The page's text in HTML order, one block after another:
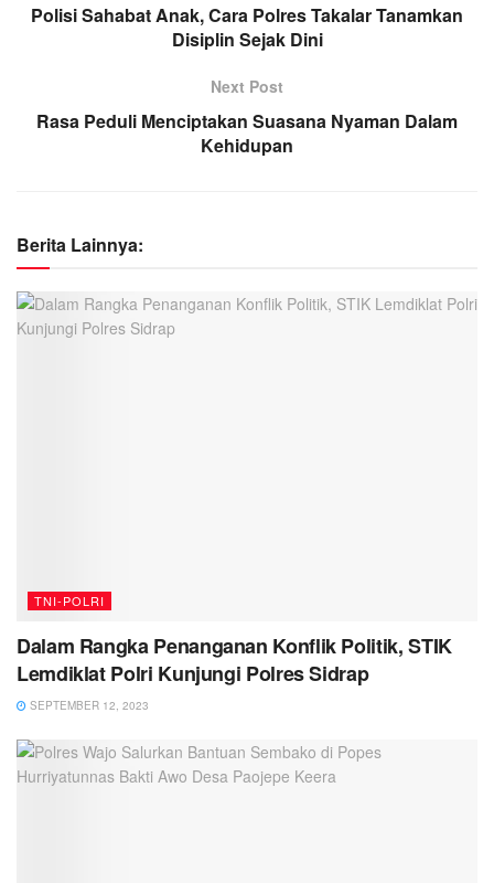
Polisi Sahabat Anak, Cara Polres Takalar Tanamkan
Disiplin Sejak Dini
Next Post
Rasa Peduli Menciptakan Suasana Nyaman Dalam
Kehidupan
Berita Lainnya:
TNI-POLRI
Dalam Rangka Penanganan Konflik Politik, STIK
Lemdiklat Polri Kunjungi Polres Sidrap
SEPTEMBER 12, 2023